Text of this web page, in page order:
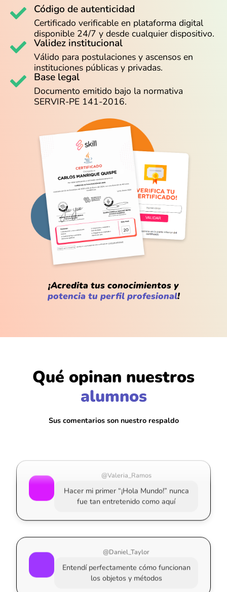
Código de autenticidad
Certificado verificable en plataforma digital
disponible 24/7 y desde cualquier dispositivo.
Validez institucional
Válido para postulaciones y ascensos en
instituciones públicas y privadas.
Base legal
Documento emitido bajo la normativa
SERVIR-PE 141-2016.
¡Acredita tus conocimientos y
potencia tu perfil profesional!
Qué opinan nuestros
alumnos
Sus comentarios son nuestro respaldo
El ritmo es perfecto, no se sienten esos
@Valeria_Ramos
Hacer mi primer “¡Hola Mundo!” nunca
fue tan entretenido como aquí
@Daniel_Taylor
Entendí perfectamente cómo funcionan
los objetos y métodos